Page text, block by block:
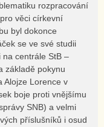
rozpracování
věci církevní
byl dokonce
se ve své studii
centrále StB –
základě pokynu
Alojze Lorence v
boje proti vnějšímu
SNB) a velmi
příslušníků i osud